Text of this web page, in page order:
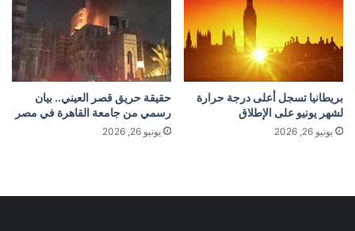
بريطانيا تسجل أعلى درجة حرارة
لشهر يونيو على الإطلاق
يونيو 26, 2026
حقيقة حريق قصر العيني.. بيان
رسمي من جامعة القاهرة في مصر
يونيو 26, 2026